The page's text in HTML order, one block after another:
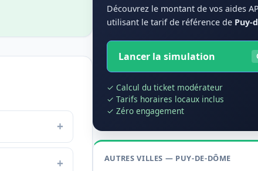
Découvrez le montant de vos aides
utilisant le tarif de référence de Puy-
Lancer la simulation
✓ Calcul du ticket modérateur
✓ Tarifs horaires locaux inclus
✓ Zéro engagement
AUTRES VILLES — PUY-DE-DÔME